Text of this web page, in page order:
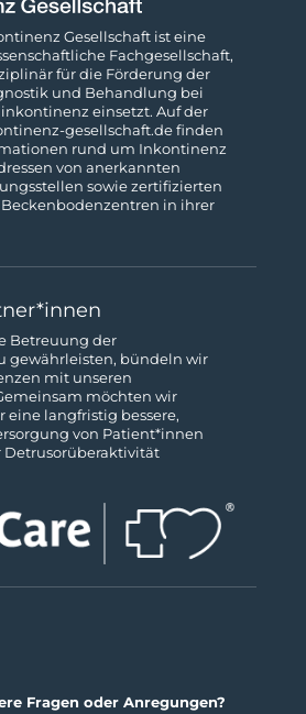
Gesellschaft ist eine
Fach­gesellschaft,
für die Förderung der
und Behandlung bei
einsetzt. Auf der
gesellschaft.definden
rund um Inkontinenz
von anerkannten
sowie zertifizierten
in ihrer
Betreuung der
gewähr­leisten, bündeln wir
mit unseren
möchten wir
eine langfristig bessere,
von Patient*innen
Detrusor­über­aktivität
Fragen oder Anregungen?